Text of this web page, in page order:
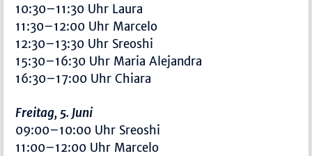
10:30–11:30 Uhr Laura
11:30–12:00 Uhr Marcelo
12:30–13:30 Uhr Sreoshi
15:30–16:30 Uhr Maria Alejandra
16:30–17:00 Uhr Chiara
Freitag, 5. Juni
09:00–10:00 Uhr Sreoshi
11:00–12:00 Uhr Marcelo